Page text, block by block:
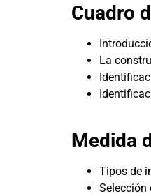
Cuadro
La
Medida
Tipos de
Selección